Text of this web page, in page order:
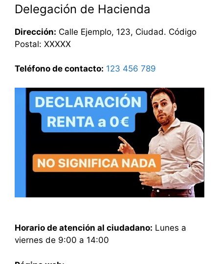
Delegación de Hacienda
Dirección: Calle Ejemplo, 123, Ciudad. Código
Postal: XXXXX
Teléfono de contacto: 123 456 789
Horario de atención al ciudadano: Lunes a
viernes de 9:00 a 14:00